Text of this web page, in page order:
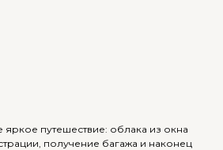
путешествие: облака из окна
получение багажа и наконец